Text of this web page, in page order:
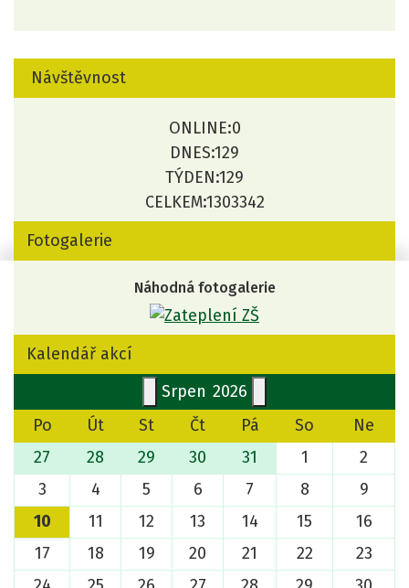
Návštěvnost
ONLINE:0
DNES:129
TÝDEN:129
CELKEM:1303342
Fotogalerie
Náhodná fotogalerie
Kalendář akcí
Srpen 2026
Po
Út St Čt Pá So
Ne
27
28 29 30 31 1
2
3
4 5 6 7 8
9
10
11 12 13 14 15
16
17
18 19 20 21 22
23